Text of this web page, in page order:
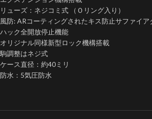
リューズ：ネジコミ式 （Ｏリング入り）
風防: ARコーティングされたキス防止サファイア
ハック全開放停止機能
オリジナル同様新型ロック機構搭載
駒調整はネジ式
ケース直径：約40ミリ
防水：5気圧防水